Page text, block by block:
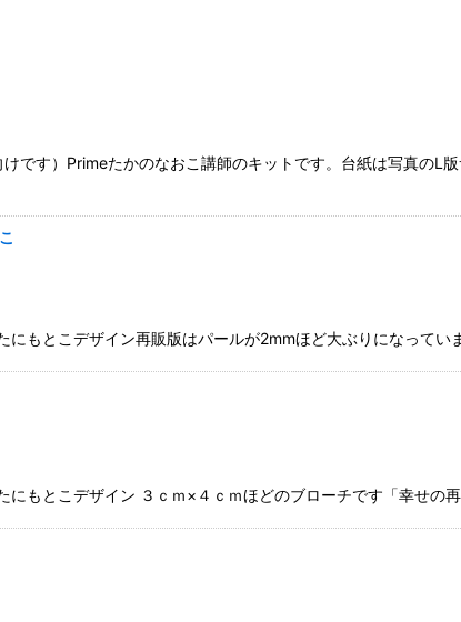
絞り込む
）Primeたかのなおこ講師のキットです。台紙は写真のL版
こデザイン再販版はパールが2mmほど大ぶりになってい
こデザイン ３ｃｍ×４ｃｍほどのブローチです「幸せの再